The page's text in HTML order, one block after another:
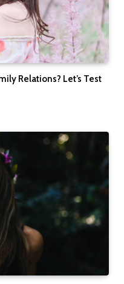
Relations? Let’s Test